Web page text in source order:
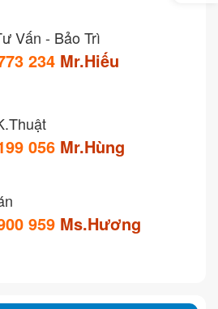
Vấn - Bảo Trì
234 Mr.Hiếu
056 Mr.Hùng
959 Ms.Hương